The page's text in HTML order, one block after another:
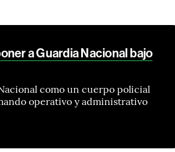
a Guardia Nacional bajo
como un cuerpo policial
operativo y administrativo